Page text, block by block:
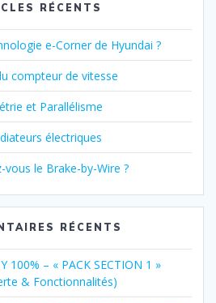
RÉCENTS
e-Corner de Hyundai ?
compteur de vitesse
et Parallélisme
électriques
vous le Brake-by-Wire ?
RÉCENTS
100% – « PACK SECTION 1 »
& Fonctionnalités)